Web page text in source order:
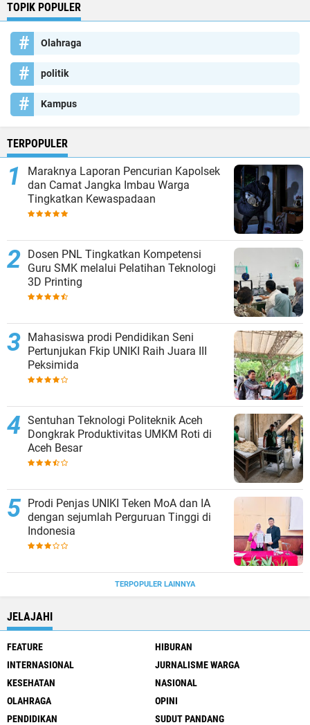
TOPIK POPULER
Olahraga
politik
Kampus
TERPOPULER
Maraknya Laporan Pencurian Kapolsek
dan Camat Jangka Imbau Warga
Tingkatkan Kewaspadaan
Dosen PNL Tingkatkan Kompetensi
Guru SMK melalui Pelatihan Teknologi
3D Printing
Mahasiswa prodi Pendidikan Seni
Pertunjukan Fkip UNIKI Raih Juara III
Peksimida
Sentuhan Teknologi Politeknik Aceh
Dongkrak Produktivitas UMKM Roti di
Aceh Besar
Prodi Penjas UNIKI Teken MoA dan IA
dengan sejumlah Perguruan Tinggi di
Indonesia
TERPOPULER LAINNYA
JELAJAHI
FEATURE
HIBURAN
INTERNASIONAL
JURNALISME WARGA
KESEHATAN
NASIONAL
OLAHRAGA
OPINI
PENDIDIKAN
SUDUT PANDANG